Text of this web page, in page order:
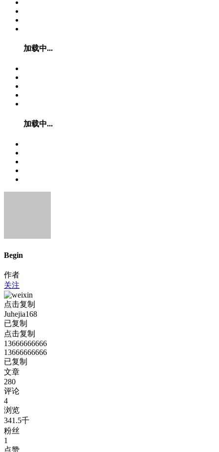
加载中...
加载中...
Begin
作者
关注
点击复制
Juhejia168
已复制
点击复制
13666666666
13666666666
已复制
文章
280
评论
4
浏览
341.5千
粉丝
1
点赞